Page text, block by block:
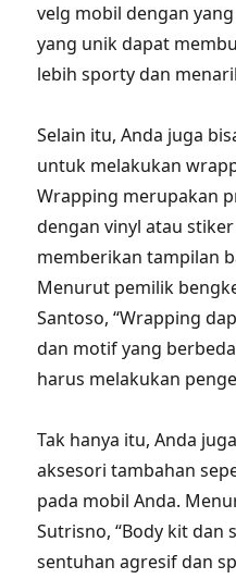
velg mobil dengan
yang unik dapat
lebih sporty dan
Selain itu, Anda juga
untuk melakukan
Wrapping merupakan
dengan vinyl atau
memberikan tampilan
Menurut pemilik
Santoso, “Wrapping
dan motif yang
harus melakukan
Tak hanya itu, Anda
aksesori tambahan
pada mobil Anda.
Sutrisno, “Body kit
sentuhan agresif dan